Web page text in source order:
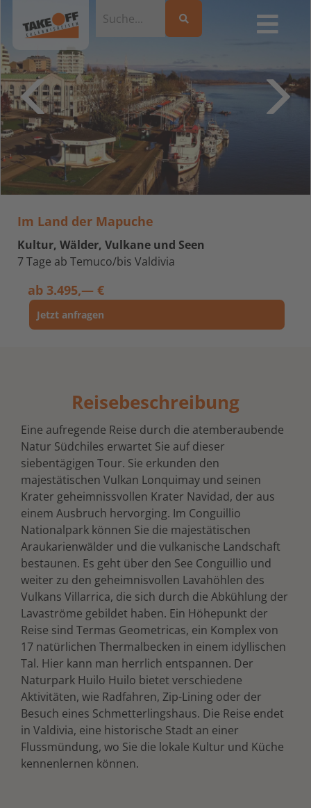
Im Land der Mapuche
Kultur, Wälder, Vulkane und Seen
7 Tage ab Temuco/bis Valdivia
ab 3.495,— €
Jetzt anfragen
Reisebeschreibung
Eine aufregende Reise durch die atemberaubende
Natur Südchiles erwartet Sie auf dieser
siebentägigen Tour. Sie erkunden den
majestätischen Vulkan Lonquimay und seinen
Krater geheimnissvollen Krater Navidad, der aus
einem Ausbruch hervorging. Im Conguillio
Nationalpark können Sie die majestätischen
Araukarienwälder und die vulkanische Landschaft
bestaunen. Es geht über den See Conguillio und
weiter zu den geheimnisvollen Lavahöhlen des
Vulkans Villarrica, die sich durch die Abkühlung der
Lavaströme gebildet haben. Ein Höhepunkt der
Reise sind Termas Geometricas, ein Komplex von
17 natürlichen Thermalbecken in einem idyllischen
Tal. Hier kann man herrlich entspannen. Der
Naturpark Huilo Huilo bietet verschiedene
Aktivitäten, wie Radfahren, Zip-Lining oder der
Besuch eines Schmetterlingshaus. Die Reise endet
in Valdivia, eine historische Stadt an einer
Flussmündung, wo Sie die lokale Kultur und Küche
kennenlernen können.